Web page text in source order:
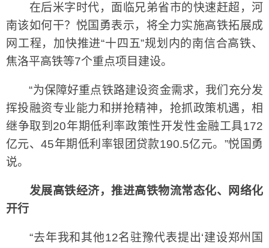
在后米字时代，面临兄弟省市的快速赶超，河
南该如何干？悦国勇表示，将全力实施高铁拓展成
网工程，加快推进“十四五”规划内的南信合高铁、
焦洛平高铁等7个重点项目建设。
“为保障好重点铁路建设资金需求，我们充分发
挥投融资专业能力和拼抢精神，抢抓政策机遇，相
继争取到20年期低利率政策性开发性金融工具172
亿元、45年期低利率银团贷款190.5亿元。”悦国勇
说。
发展高铁经济，推进高铁物流常态化、网络化
开行
“去年我和其他12名驻豫代表提出‘建设郑州国